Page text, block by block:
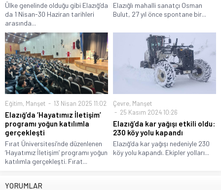
Ülke genelinde olduğu gibi Elazığ’da
da 1 Nisan-30 Haziran tarihleri
arasında...
Elazığlı mahalli sanatçı Osman
Bulut, 27 yıl önce spontane bir...
Eğitim, Manşet 13 Nisan 2025 11:02
Elazığ’da ‘Hayatımız İletişim’
programı yoğun katılımla
gerçekleşti
Fırat Üniversitesi’nde düzenlenen
‘Hayatımız İletişim’ programı yoğun
katılımla gerçekleşti. Fırat...
Çevre, Manşet
25 Kasım 2024 10:26
Elazığ’da kar yağışı etkili oldu:
230 köy yolu kapandı
Elazığ’da kar yağışı nedeniyle 230
köy yolu kapandı. Ekipler yolları...
YORUMLAR